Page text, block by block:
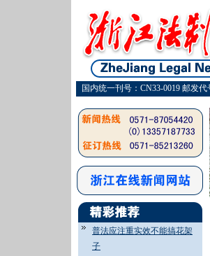
国内统一刊号：CN33-0019 邮发代
普法应注重实效不能搞花架
子